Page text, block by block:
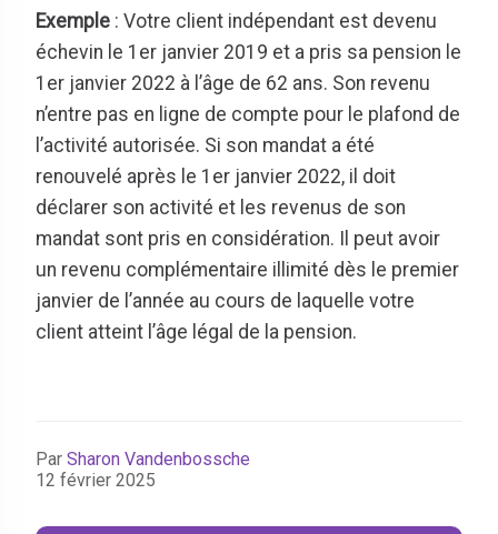
Exemple : Votre client indépendant est devenu
échevin le 1er janvier 2019 et a pris sa pension le
1er janvier 2022 à l’âge de 62 ans. Son revenu
n’entre pas en ligne de compte pour le plafond de
l’activité autorisée. Si son mandat a été
renouvelé après le 1er janvier 2022, il doit
déclarer son activité et les revenus de son
mandat sont pris en considération. Il peut avoir
un revenu complémentaire illimité dès le premier
janvier de l’année au cours de laquelle votre
client atteint l’âge légal de la pension.
Par Sharon Vandenbossche
12 février 2025